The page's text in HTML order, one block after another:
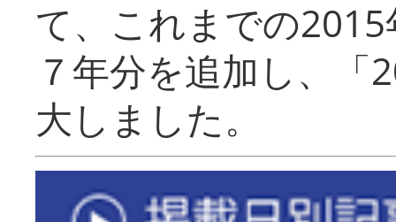
て、これまでの
７年分を追加し、「
大しまし